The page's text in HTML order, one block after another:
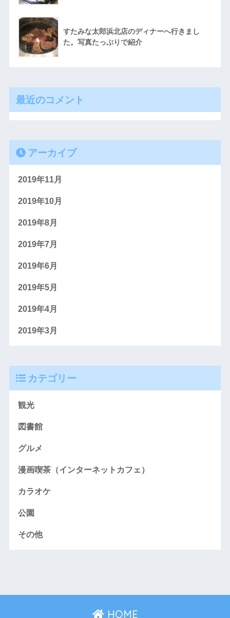
すたみな太郎浜北店のディナーへ行きまし
た。写真たっぷりで紹介
最近のコメント
アーカイブ
2019年11月
2019年10月
2019年8月
2019年7月
2019年6月
2019年5月
2019年4月
2019年3月
カテゴリー
観光
図書館
グルメ
漫画喫茶（インターネットカフェ）
カラオケ
公園
その他
HOME